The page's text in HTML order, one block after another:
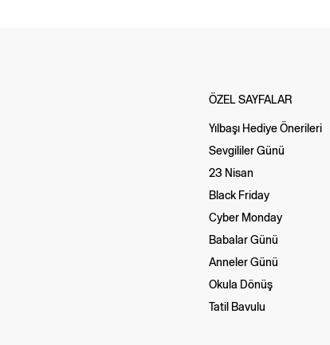
ÖZEL SAYFALAR
Yılbaşı Hediye Önerileri
Sevgililer Günü
23 Nisan
Black Friday
Cyber Monday
Babalar Günü
Anneler Günü
Okula Dönüş
Tatil Bavulu